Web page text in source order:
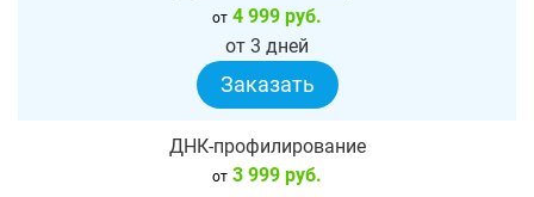
от 4 999 руб.
от 3 дней
Заказать
ДНК-профилирование
от 3 999 руб.